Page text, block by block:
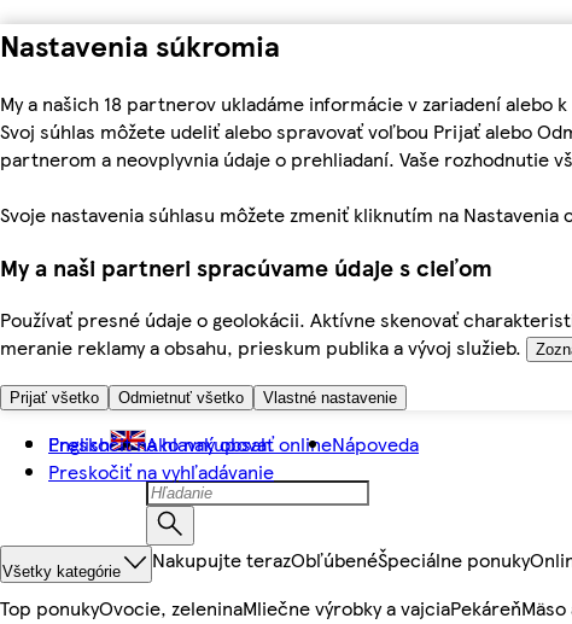
Nastavenia súkromia
My a našich 18 partnerov ukladáme informácie v zariadení
Svoj súhlas môžete udeliť alebo spravovať voľbou Prijať alebo
partnerom a neovplyvnia údaje o prehliadaní. Vaše rozhodnutie
Svoje nastavenia súhlasu môžete zmeniť kliknutím na Nastavenia
My a naši partneri spracúvame údaje s cieľom
Používať presné údaje o geolokácii. Aktívne skenovať
meranie reklamy a obsahu, prieskum publika a vývoj služieb.
Prijať všetko Odmietnuť všetko Vlastné nastavenie
Preskočiť na hlavný obsah
Preskočiť na vyhľadávanie
English Ako nakupovať onlineNápoveda
Všetky kategórie Nakupujte terazObľúbenéŠpeciálne ponuky
Top ponukyOvocie, zeleninaMliečne výrobky a vajciaPekáreň